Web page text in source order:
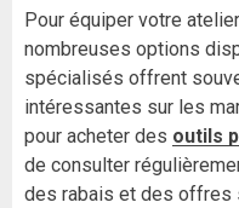
Pour équiper votre
nombreuses options
spécialisés offrent
intéressantes sur les
pour acheter des outils
de consulter
des rabais et des offres